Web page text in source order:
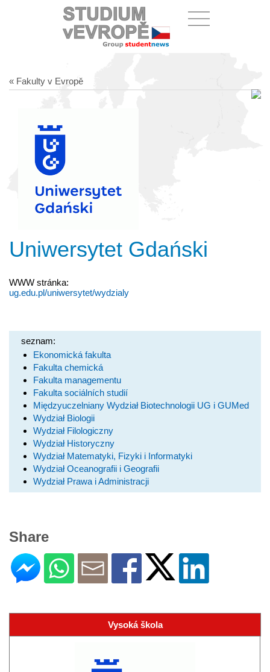
« Fakulty v Evropě
Uniwersytet Gdański
WWW stránka:
ug.edu.pl/uniwersytet/wydzialy
seznam:
Ekonomická fakulta
Fakulta chemická
Fakulta managementu
Fakulta sociálních studií
Międzyuczelniany Wydział Biotechnologii UG i GUMed
Wydział Biologii
Wydział Filologiczny
Wydział Historyczny
Wydział Matematyki, Fizyki i Informatyki
Wydział Oceanografii i Geografii
Wydział Prawa i Administracji
Share
Vysoká škola